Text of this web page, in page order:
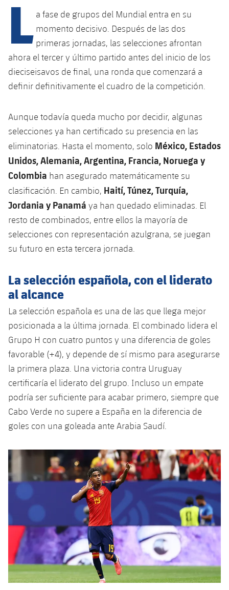
plusicon
más
Instalaciones
Spotify Camp Nou
Palau Blaugrana
Estadi Johan Cruyff
Barça Cafe
La Masia
plusicon
más
Servicios
Servicios Médicos
plusicon
Acreditaciones
SUB13
SUB12
SUB11 A
SUB10 A
SUB10 B
SUB9 A
SUB8 A
SUB8 B
SUB12 C
SUB11 C
Entradas
Gameday Shows
Resultados
Jugadores
Fotos
Historia
Palmarés
Barça Atlètic
Junior
Cadete A
Infantil A
Infantil B
PLUSICON
MÁS
Primer Equipo
plusicon
más
Actualidad
Calendario
Entradas
Resultados
Clasificaciones
Jugadores
Fotos
Palmarés
Barça Atlètic
plusicon
más
Actualidad
Resultados
Clasificaciones
Jugadores
Base
plusicon
más
Actualidad
Cadete A
Cadete B
Infantil A
PLUSICON
MÁS
Primer equipo
plusicon
más
Calendario
Entradas
Resultados
Clasificaciones
Jugadors
Fotos
Palmarés
Historia
Barça Atlètic
plusicon
más
Calendario
Resultados
Clasificaciones
plusicon
más
Juvenil
Cadete
Alevín
PLUSICON
MÁS
Primer equipo
plusicon
más
Actualidad
Calendario
Entradas
Resultados
Jugadores
Palmarés
Barça Atlètic
plusicon
más
Actualidad
Resultados
Clasificaciones
Base
plusicon
más
Actualidad
Juvenil
Alevín
Campus Verano
PLUSICON
MÁS
Información general
plusicon
más
Noticias
Atletismo
plusicon
más
Actualidad
Masculino
Femenino
Agenda
Baloncesto en silla de ruedas
Actualidad
Jugadores
Calendario
Hockey sobre hielo
plusicon
más
Actualidad
Hockey hierba
plusicon
más
L a fase de grupos del Mundial entra en su
momento decisivo. Después de las dos
primeras jornadas, las selecciones afrontan
ahora el tercer y último partido antes del inicio de los
dieciseisavos de final, una ronda que comenzará a
definir definitivamente el cuadro de la competición.
Aunque todavía queda mucho por decidir, algunas
selecciones ya han certificado su presencia en las
eliminatorias. Hasta el momento, solo México, Estados
Unidos, Alemania, Argentina, Francia, Noruega y
Colombia han asegurado matemáticamente su
clasificación. En cambio, Haití, Túnez, Turquía,
Jordania y Panamá ya han quedado eliminadas. El
resto de combinados, entre ellos la mayoría de
selecciones con representación azulgrana, se juegan
su futuro en esta tercera jornada.
La selección española, con el liderato
al alcance
La selección española es una de las que llega mejor
posicionada a la última jornada. El combinado lidera el
Grupo H con cuatro puntos y una diferencia de goles
favorable (+4), y depende de sí mismo para asegurarse
la primera plaza. Una victoria contra Uruguay
certificaría el liderato del grupo. Incluso un empate
podría ser suficiente para acabar primero, siempre que
Cabo Verde no supere a España en la diferencia de
goles con una goleada ante Arabia Saudí.